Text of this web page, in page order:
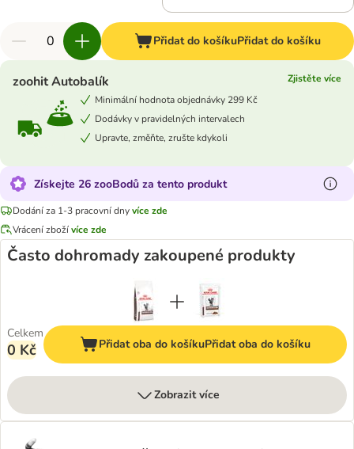
Přidat do košíkuPřidat do košíku
zoohit Autobalík
Zjistěte více
Minimální hodnota objednávky 299 Kč
Dodávky v pravidelných intervalech
Upravte, změňte, zrušte kdykoli
Získejte 26 zooBodů za tento produkt
Dodání za 1-3 pracovní dnyvíce zde
Vrácení zbožívíce zde
Často dohromady zakoupené produkty
Celkem
0 Kč Přidat oba do košíkuPřidat oba do košíku
Zobrazit více